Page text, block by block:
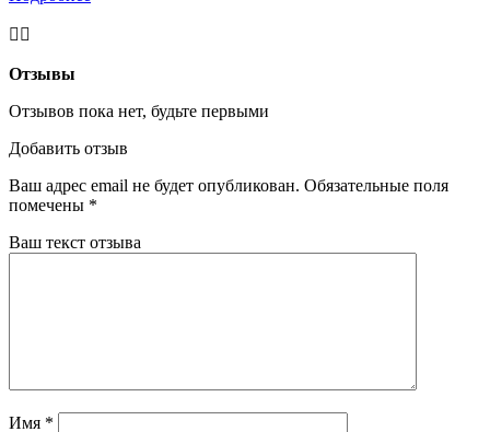
Отзывы
Отзывов пока нет, будьте первыми
Добавить отзыв
Ваш адрес email не будет опубликован. Обязательные поля
помечены *
Ваш текст отзыва
Имя *